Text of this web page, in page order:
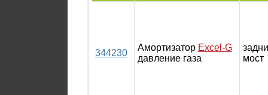
344230
Амортизатор Excel-G
давление газа
мост